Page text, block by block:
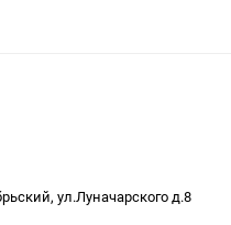
ул.Луначарского д.8